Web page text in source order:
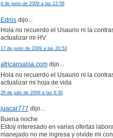
4 de junio de 2009 a las 13:58
Ednis dijo...
Hola no recuerdo el Usaurio ni la
actualizar mi HV
17 de junio de 2009 a las 20:53
africansalsa.com dijo...
Hola no recuerdo el Usaurio ni la
actualizar mi hoja de vida
26 de julio de 2009 a las 8:30
juacar777 dijo...
Buena noche
Estoy interesado en varias ofertas
manejado no me ingresa y olvide mi